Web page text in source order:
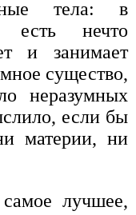
тела: в
есть нечто
и занимает
существо,
неразумных
если бы
материи, ни
лучшее,